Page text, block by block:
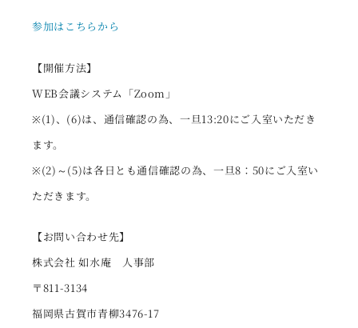
参加はこちらから
【開催方法】
WEB会議システム「Zoom」
※(1)、(6)は、通信確認の為、一旦13:20にご入室いただき
ます。
※(2)～(5)は各日とも通信確認の為、一旦8：50にご入室い
ただきます。
【お問い合わせ先】
株式会社 如水庵 人事部
〒811-3134
福岡県古賀市青柳3476-17